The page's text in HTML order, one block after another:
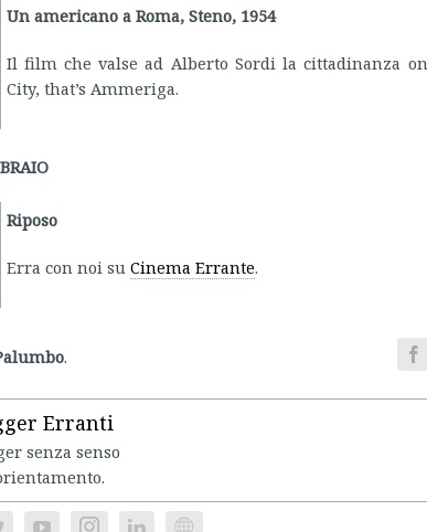
Un americano a Roma, Steno, 1954
Il film che valse ad Alberto Sordi la cittadinanza
City, that’s Ammeriga.
Riposo
Erra con noi su Cinema Errante.
.
Erranti
senza senso
Instagram Website